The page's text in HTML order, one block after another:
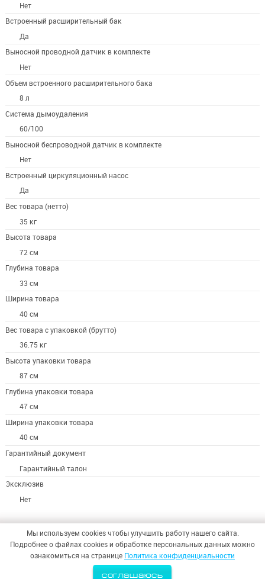
Нет
Встроенный расширительный бак
Да
Выносной проводной датчик в комплекте
Нет
Объем встроенного расширительного бака
8 л
Система дымоудаления
60/100
Выносной беспроводной датчик в комплекте
Нет
Встроенный циркуляционный насос
Да
Вес товара (нетто)
35 кг
Высота товара
72 см
Глубина товара
33 см
Ширина товара
40 см
Вес товара с упаковкой (брутто)
36.75 кг
Высота упаковки товара
87 см
Глубина упаковки товара
47 см
Ширина упаковки товара
40 см
Гарантийный документ
Гарантийный талон
Эксклюзив
Нет
ООО «СИНТЕЗ БЕЗОПАСНОСТИ»
Мы используем cookies чтобы улучшить работу нашего сайта.
Подробнее о файлах cookies и обработке персональных данных можно
ознакомиться на странице Политика конфиденциальности
соглашаюсь